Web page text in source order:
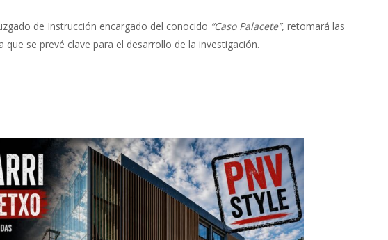
de Instrucción encargado del conocido “Caso Palacete”, retomará las
que se prevé clave para el desarrollo de la investigación.